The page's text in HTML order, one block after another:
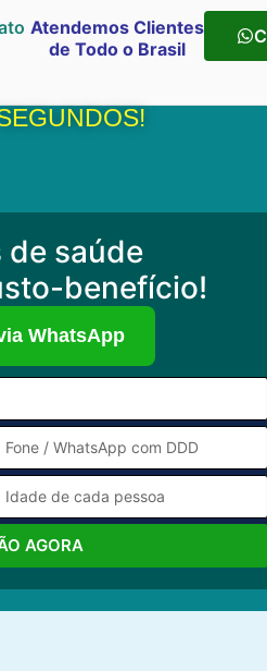
Atendemos Clientes
de Todo o Brasil
de saúde
benefício!
WhatsApp
AGORA